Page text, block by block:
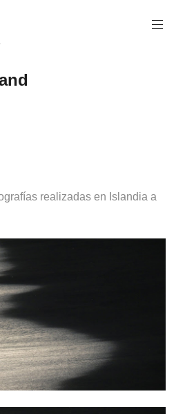
realizadas en Islandia a